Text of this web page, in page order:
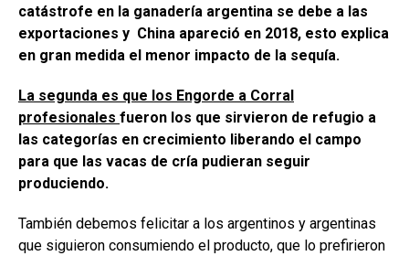
catástrofe en la ganadería argentina se debe a las
exportaciones y China apareció en 2018, esto explica
en gran medida el menor impacto de la sequía.
La segunda es que los Engorde a Corral
profesionales fueron los que sirvieron de refugio a
las categorías en crecimiento liberando el campo
para que las vacas de cría pudieran seguir
produciendo.
También debemos felicitar a los argentinos y argentinas
que siguieron consumiendo el producto, que lo prefirieron